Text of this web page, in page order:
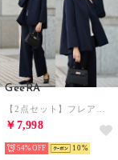
GeeRA
【2点セット】フレアーラインジャケットワイドパンツセットアップスーツ （ネイビー）
￥7,998
54% 10